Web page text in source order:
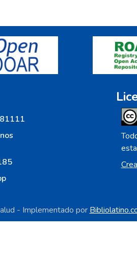
- Implementado por